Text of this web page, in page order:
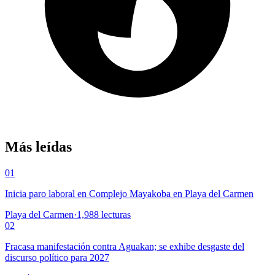
Más leídas
01
Inicia paro laboral en Complejo Mayakoba en Playa del Carmen
Playa del Carmen·1,988 lecturas
02
Fracasa manifestación contra Aguakan; se exhibe desgaste del
discurso político para 2027